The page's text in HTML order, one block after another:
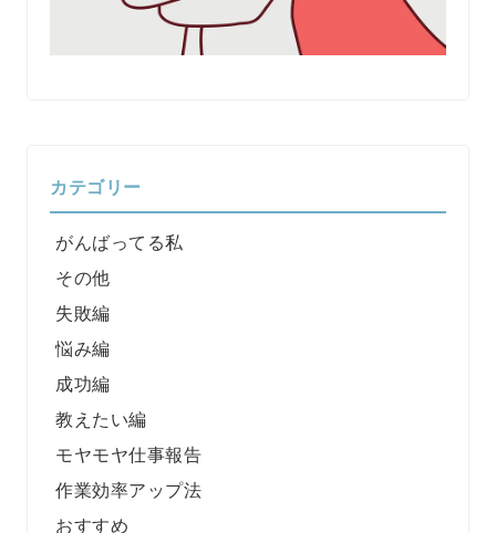
カテゴリー
がんばってる私
その他
失敗編
悩み編
成功編
教えたい編
モヤモヤ仕事報告
作業効率アップ法
おすすめ